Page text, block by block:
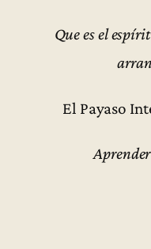
Que es el
El Payaso